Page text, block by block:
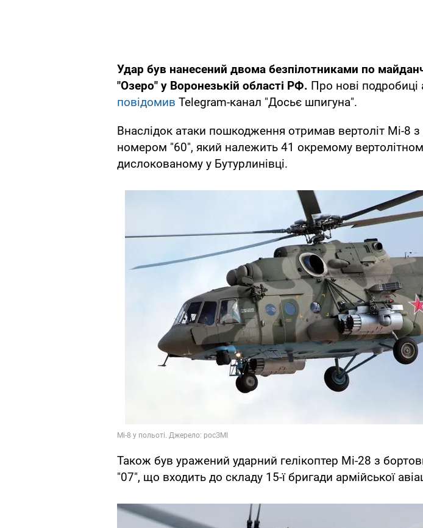
Удар був нанесений двома безпілотниками по
"Озеро" у Воронезькій області РФ. Про нові подробиці
повідомив Telegram-канал "Досьє шпигуна".
Внаслідок атаки пошкодження отримав вертоліт Мі-8
номером "60", який належить 41 окремому
дислокованому у Бутурлинівці.
Також був уражений ударний гелікоптер Мі-28 з
"07", що входить до складу 15-ї бригади армійської